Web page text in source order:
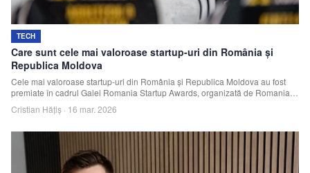
TECH
Care sunt cele mai valoroase startup-uri din România și
Republica Moldova
Cele mai valoroase startup-uri din România și Republica Moldova au fost
premiate în cadrul Galei Romania Startup Awards, organizată de Romania
Cristian Hățiș · 16 mar. 2026